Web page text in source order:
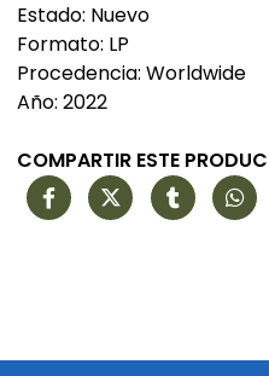
Estado: Nuevo
Formato: LP
Procedencia: Worldwide
Año: 2022
COMPARTIR ESTE